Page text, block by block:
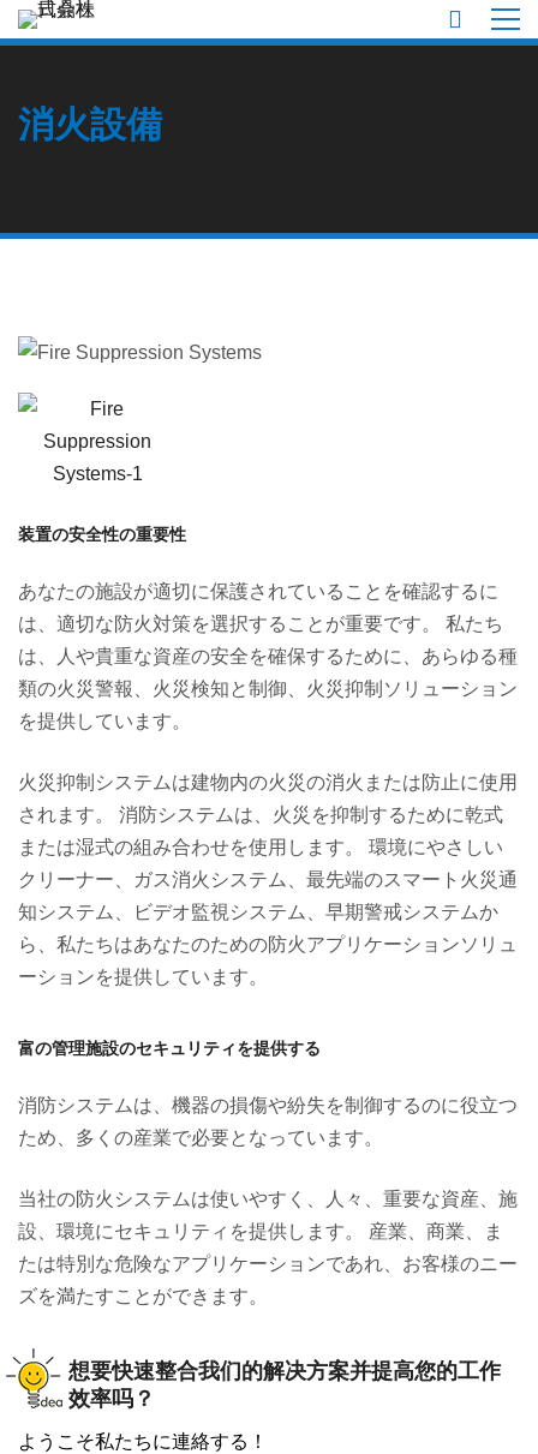
消火設備
装置の安全性の重要性
あなたの施設が適切に保護されていることを確認するに
は、適切な防火対策を選択することが重要です。 私たち
は、人や貴重な資産の安全を確保するために、あらゆる種
類の火災警報、火災検知と制御、火災抑制ソリューション
を提供しています。
火災抑制システムは建物内の火災の消火または防止に使用
されます。 消防システムは、火災を抑制するために乾式
または湿式の組み合わせを使用します。 環境にやさしい
クリーナー、ガス消火システム、最先端のスマート火災通
知システム、ビデオ監視システム、早期警戒システムか
ら、私たちはあなたのための防火アプリケーションソリュ
ーションを提供しています。
富の管理施設のセキュリティを提供する
消防システムは、機器の損傷や紛失を制御するのに役立つ
ため、多くの産業で必要となっています。
当社の防火システムは使いやすく、人々、重要な資産、施
設、環境にセキュリティを提供します。 産業、商業、ま
たは特別な危険なアプリケーションであれ、お客様のニー
ズを満たすことができます。
想要快速整合我们的解决方案并提高您的工作
效率吗？
ようこそ私たちに連絡する！